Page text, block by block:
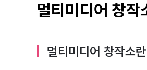
멀티미디어 창작
멀티미디어 창작소란